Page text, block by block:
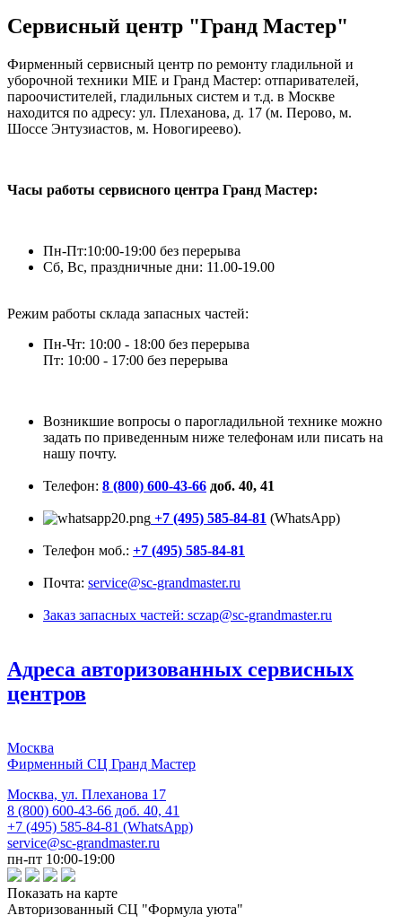
Сервисный центр "Гранд Мастер"
Фирменный сервисный центр по ремонту гладильной и
уборочной техники MIE и Гранд Мастер: отпаривателей,
пароочистителей, гладильных систем и т.д. в Москве
находится по адресу: ул. Плеханова, д. 17 (м. Перово, м.
Шоссе Энтузиастов, м. Новогиреево).
Часы работы сервисного центра Гранд Мастер:
Пн-Пт:10:00-19:00 без перерыва
Сб, Вс, праздничные дни: 11.00-19.00
Режим работы склада запасных частей:
Пн-Чт: 10:00 - 18:00 без перерыва
Пт: 10:00 - 17:00 без перерыва
Возникшие вопросы о парогладильной технике можно
задать по приведенным ниже телефонам или писать на
нашу почту.
Телефон: 8 (800) 600-43-66 доб. 40, 41
+7 (495) 585-84-81 (WhatsApp)
Телефон моб.: +7 (495) 585-84-81
Почта: service@sc-grandmaster.ru
Заказ запасных частей: sczap@sc-grandmaster.ru
Адреса авторизованных сервисных
центров
Москва
Фирменный СЦ Гранд Мастер
Москва, ул. Плеханова 17
8 (800) 600-43-66 доб. 40, 41
+7 (495) 585-84-81 (WhatsApp)
service@sc-grandmaster.ru
пн-пт 10:00-19:00
Показать на карте
Авторизованный СЦ "Формула уюта"